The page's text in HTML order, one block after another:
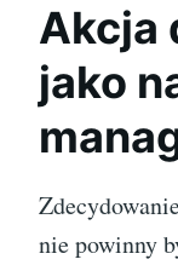
Akcja
jako
nie powinny